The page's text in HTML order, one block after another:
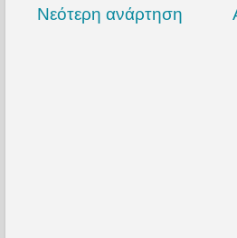
Νεότερη ανάρτηση